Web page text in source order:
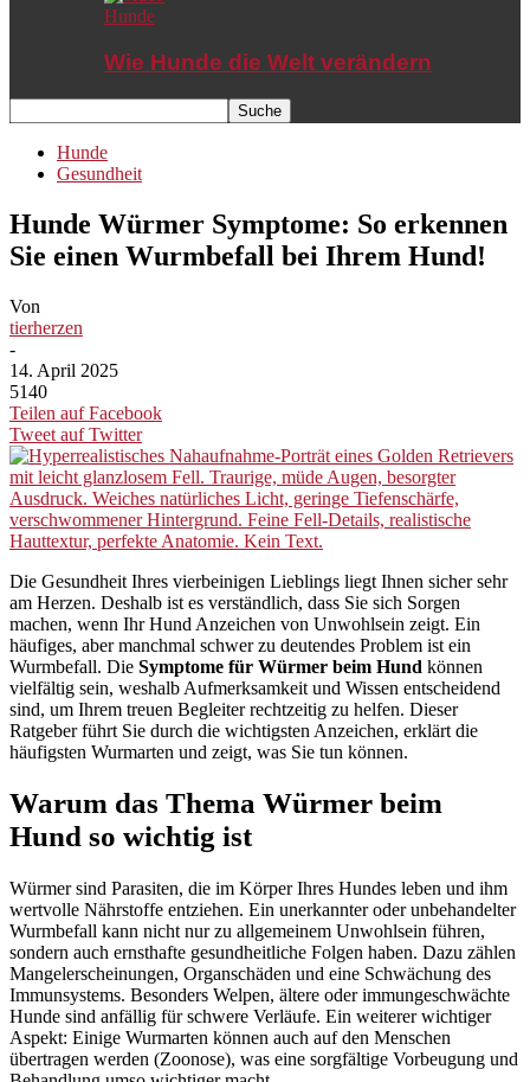
Hunde
Wie Hunde die Welt verändern
Hunde
Gesundheit
Hunde Würmer Symptome: So erkennen
Sie einen Wurmbefall bei Ihrem Hund!
Von
tierherzen
-
14. April 2025
5140
Teilen auf Facebook
Tweet auf Twitter
Die Gesundheit Ihres vierbeinigen Lieblings liegt Ihnen sicher sehr
am Herzen. Deshalb ist es verständlich, dass Sie sich Sorgen
machen, wenn Ihr Hund Anzeichen von Unwohlsein zeigt. Ein
häufiges, aber manchmal schwer zu deutendes Problem ist ein
Wurmbefall. Die Symptome für Würmer beim Hund können
vielfältig sein, weshalb Aufmerksamkeit und Wissen entscheidend
sind, um Ihrem treuen Begleiter rechtzeitig zu helfen. Dieser
Ratgeber führt Sie durch die wichtigsten Anzeichen, erklärt die
häufigsten Wurmarten und zeigt, was Sie tun können.
Warum das Thema Würmer beim
Hund so wichtig ist
Würmer sind Parasiten, die im Körper Ihres Hundes leben und ihm
wertvolle Nährstoffe entziehen. Ein unerkannter oder unbehandelter
Wurmbefall kann nicht nur zu allgemeinem Unwohlsein führen,
sondern auch ernsthafte gesundheitliche Folgen haben. Dazu zählen
Mangelerscheinungen, Organschäden und eine Schwächung des
Immunsystems. Besonders Welpen, ältere oder immungeschwächte
Hunde sind anfällig für schwere Verläufe. Ein weiterer wichtiger
Aspekt: Einige Wurmarten können auch auf den Menschen
übertragen werden (Zoonose), was eine sorgfältige Vorbeugung und